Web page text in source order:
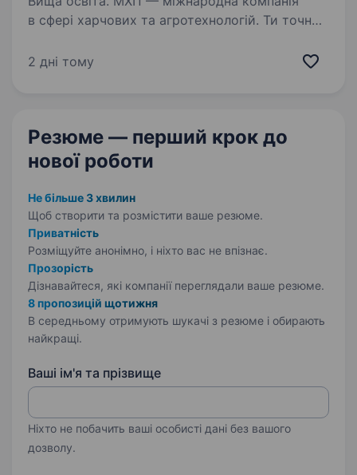
в сфері харчових та агротехнологій. Ти точно
Ряба», «Наша Ряба Апетитна», «Бащинський»,
2 дні тому
Резюме — перший крок до
нової роботи
Не більше 3 хвилин
Щоб створити та розмістити ваше резюме.
Приватність
Розміщуйте анонімно, і ніхто вас не впізнає.
Прозорість
Дізнавайтеся, які компанії переглядали ваше резюме.
8 пропозицій щотижня
В середньому отримують шукачі з резюме і обирають
найкращі.
Ваші ім'я та прізвище
Ніхто не побачить ваші особисті дані без вашого
дозволу.